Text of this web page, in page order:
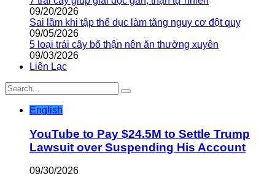
09/20/2026
Sai lầm khi tập thể dục làm tăng nguy cơ đột quỵ
09/05/2026
5 loại trái cây bổ thận nên ăn thường xuyên
09/03/2026
Liên Lạc
English
YouTube to Pay $24.5M to Settle Trump
Lawsuit over Suspending His Account
09/30/2026